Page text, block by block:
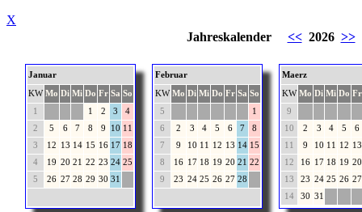
X
Jahreskalender <<2026 >>
Januar
KW Mo Di Mi Do Fr Sa So
1
1 2 3
4
2
5 6 7 8 9 10 11
3
12 13 14 15 16 17 18
4
19 20 21 22 23 24 25
5
26 27 28 29 30 31
Februar
KW Mo Di Mi Do Fr Sa So
5
1
6
2 3 4 5 6 7
8
7
9 10 11 12 13 14 15
8
16 17 18 19 20 21 22
9
23 24 25 26 27 28
Maerz
KW Mo Di Mi Do Fr
9
10
2 3 4 5
6
11
9 10 11 12 13
12
16 17 18 19 20
13
23 24 25 26 27
14
30 31